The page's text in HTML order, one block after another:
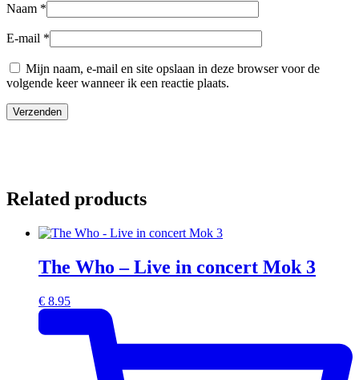
Naam *
E-mail *
Mijn naam, e-mail en site opslaan in deze browser voor de
volgende keer wanneer ik een reactie plaats.
Related products
The Who – Live in concert Mok 3
€ 8.95